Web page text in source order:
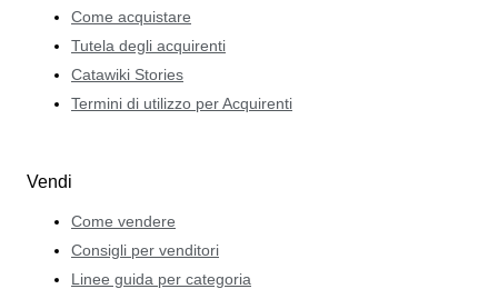
Come acquistare
Tutela degli acquirenti
Catawiki Stories
Termini di utilizzo per Acquirenti
Vendi
Come vendere
Consigli per venditori
Linee guida per categoria